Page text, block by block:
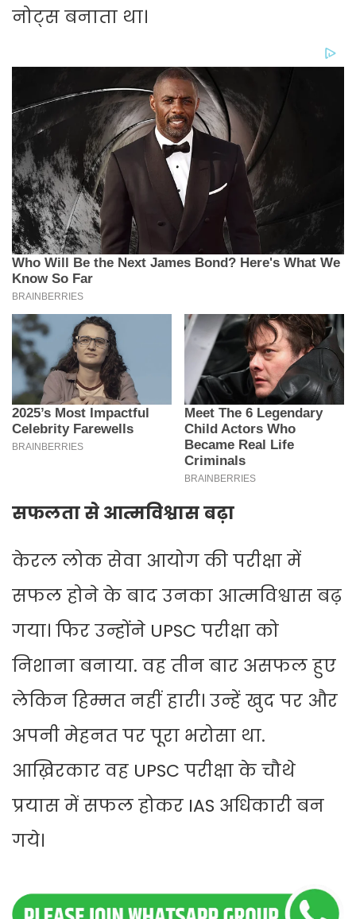
नोट्स बनाता था।
सफलता से आत्मविश्वास बढ़ा
केरल लोक सेवा आयोग की परीक्षा में
सफल होने के बाद उनका आत्मविश्वास बढ़
गया। फिर उन्होंने UPSC परीक्षा को
निशाना बनाया. वह तीन बार असफल हुए
लेकिन हिम्मत नहीं हारी। उन्हें खुद पर और
अपनी मेहनत पर पूरा भरोसा था.
आख़िरकार वह UPSC परीक्षा के चौथे
प्रयास में सफल होकर IAS अधिकारी बन
गये।